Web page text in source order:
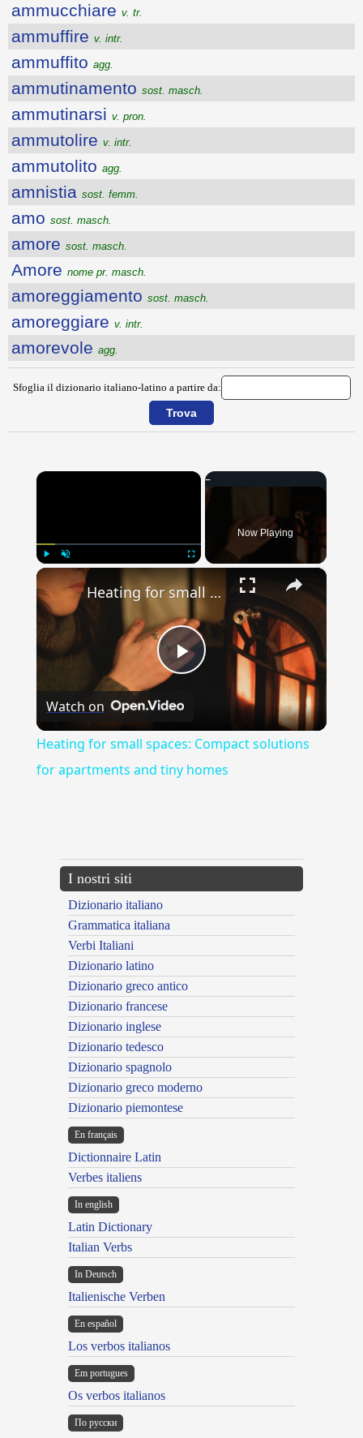
ammucchiare v. tr.
ammuffire v. intr.
ammuffito agg.
ammutinamento sost. masch.
ammutinarsi v. pron.
ammutolire v. intr.
ammutolito agg.
amnistia sost. femm.
amo sost. masch.
amore sost. masch.
Amore nome pr. masch.
amoreggiamento sost. masch.
amoreggiare v. intr.
amorevole agg.
Sfoglia il dizionario italiano-latino a partire da:
×
Unmute
Now Playing
×
Play
Video
Heating for small spaces: Compact solutions for apartments and tiny homes
Watch on
Heating for small spaces: Compact solutions
for apartments and tiny homes
I nostri siti
Dizionario italiano
Grammatica italiana
Verbi Italiani
Dizionario latino
Dizionario greco antico
Dizionario francese
Dizionario inglese
Dizionario tedesco
Dizionario spagnolo
Dizionario greco moderno
Dizionario piemontese
En français
Dictionnaire Latin
Verbes italiens
In english
Latin Dictionary
Italian Verbs
In Deutsch
Italienische Verben
En español
Los verbos italianos
Em portugues
Os verbos italianos
По русски